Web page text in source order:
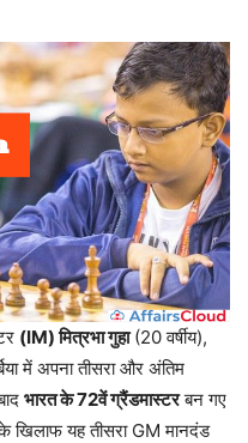
(IM) मित्रभा गुहा(20 वर्षीय),
में अपना तीसरा और अंतिम
भारत के 72वें ग्रैंडमास्टरबन गए
खिलाफ यह तीसरा GM मानदंड